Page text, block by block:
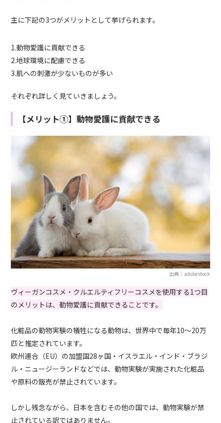
主に下記の3つがメリットとして挙げられます。
1.動物愛護に貢献できる
2.地球環境に配慮できる
3.肌への刺激が少ないものが多い
それぞれ詳しく見ていきましょう。
【メリット①】動物愛護に貢献できる
出典：adobestock
ヴィーガンコスメ・クルエルティフリーコスメを使用する1つ目
のメリットは、動物愛護に貢献できることです。
化粧品の動物実験の犠牲になる動物は、世界中で毎年10～20万
匹と推定されています。
欧州連合（EU）の加盟国28ヶ国・イスラエル・インド・ブラジ
ル・ニュージーランドなどでは、動物実験が実施された化粧品
や原料の販売が禁止されています。
しかし残念ながら、日本を含むその他の国では、動物実験が禁
止されている訳ではありません。